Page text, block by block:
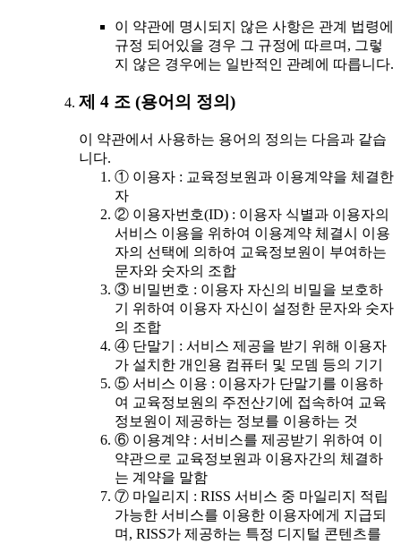
이 약관에 명시되지 않은 사항은 관계 법령에
규정 되어있을 경우 그 규정에 따르며, 그렇
지 않은 경우에는 일반적인 관례에 따릅니다.
제 4 조 (용어의 정의)
이 약관에서 사용하는 용어의 정의는 다음과 같습
니다.
① 이용자 : 교육정보원과 이용계약을 체결한
자
② 이용자번호(ID) : 이용자 식별과 이용자의
서비스 이용을 위하여 이용계약 체결시 이용
자의 선택에 의하여 교육정보원이 부여하는
문자와 숫자의 조합
③ 비밀번호 : 이용자 자신의 비밀을 보호하
기 위하여 이용자 자신이 설정한 문자와 숫자
의 조합
④ 단말기 : 서비스 제공을 받기 위해 이용자
가 설치한 개인용 컴퓨터 및 모뎀 등의 기기
⑤ 서비스 이용 : 이용자가 단말기를 이용하
여 교육정보원의 주전산기에 접속하여 교육
정보원이 제공하는 정보를 이용하는 것
⑥ 이용계약 : 서비스를 제공받기 위하여 이
약관으로 교육정보원과 이용자간의 체결하
는 계약을 말함
⑦ 마일리지 : RISS 서비스 중 마일리지 적립
가능한 서비스를 이용한 이용자에게 지급되
며, RISS가 제공하는 특정 디지털 콘텐츠를